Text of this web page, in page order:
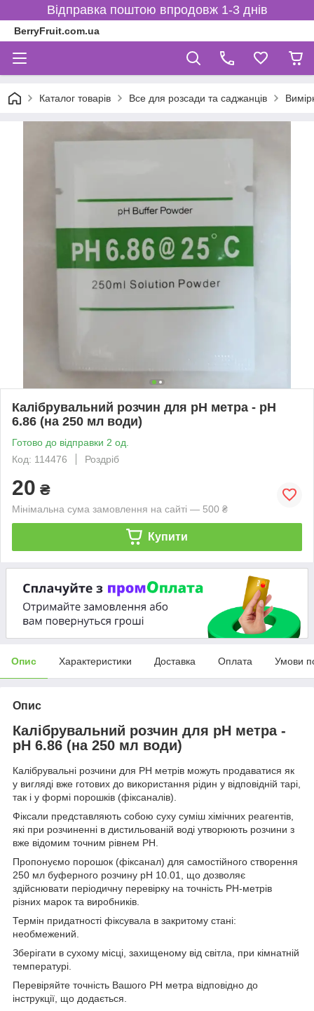
Відправка поштою впродовж 1-3 днів
BerryFruit.com.ua
Каталог товарів Все для розсади та саджанців
Калібрувальний розчин для pH метра - pH
6.86 (на 250 мл води)
Готово до відправки 2 од.
Код: 114476
Роздріб
20 ₴
Мінімальна сума замовлення на сайті — 500 ₴
Купити
Опис Характеристики Доставка Оплата Умови
Опис
Калібрувальний розчин для pH метра -
pH 6.86 (на 250 мл води)
Калібрувальні розчини для PH метрів можуть продаватися як
у вигляді вже готових до використання рідин у відповідній тарі,
так і у формі порошків (фіксаналів).
Фіксали представляють собою суху суміш хімічних реагентів,
які при розчиненні в дистильованій воді утворюють розчини з
вже відомим точним рівнем РН.
Пропонуємо порошок (фіксанал) для самостійного створення
250 мл буферного розчину pH 10.01, що дозволяє
здійснювати періодичну перевірку на точність РН-метрів
різних марок та виробників.
Термін придатності фіксувала в закритому стані:
необмежений.
Зберігати в сухому місці, захищеному від світла, при кімнатній
температурі.
Перевіряйте точність Вашого PH метра відповідно до
інструкції, що додається.